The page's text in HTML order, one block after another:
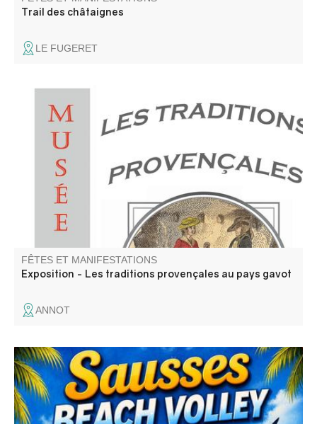
Trail des châtaignes
LE FUGERET
Annot est situé en pays gavot. Nous vous proposons donc
de découvrir les richesses et les particularités de ce
territoire montagnard, à travers sa langue et ses
traditions.
FÊTES ET MANIFESTATIONS
Exposition - Les traditions provençales au pays gavot
ANNOT
Fête avec repas festif, concours de boules, défilé aux
lampions, atelier enfants, bal le samedi, tournoi de Beach-
Volley, barbecue party et bal masqué "Anges et Démon"
le dimanche.